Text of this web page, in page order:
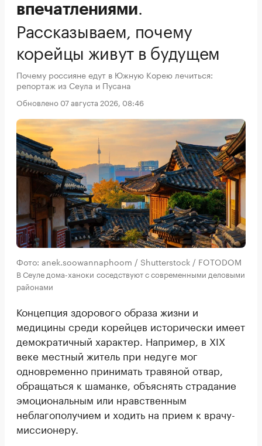
впечатлениями
Рассказываем, почему
корейцы живут в будущем
Почему россияне едут в Южную Корею лечиться:
репортаж из Сеула и Пусана
Обновлено 07 августа 2026, 08:46
Фото: anek.soowannaphoom / Shutterstock / FOTODOM
В Сеуле дома-ханоки соседствуют с современными деловыми
районами
Концепция здорового образа жизни и
медицины среди корейцев исторически имеет
демократичный характер. Например, в XIX
веке местный житель при недуге мог
одновременно принимать травяной отвар,
обращаться к шаманке, объяснять страдание
эмоциональным или нравственным
неблагополучием и ходить на прием к врачу-
миссионеру.